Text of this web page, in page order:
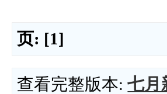
页: [1]
查看完整版本:七月